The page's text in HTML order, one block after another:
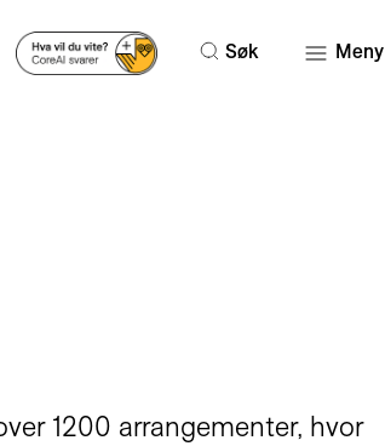
Søk Meny
1200 arrangementer, hvor